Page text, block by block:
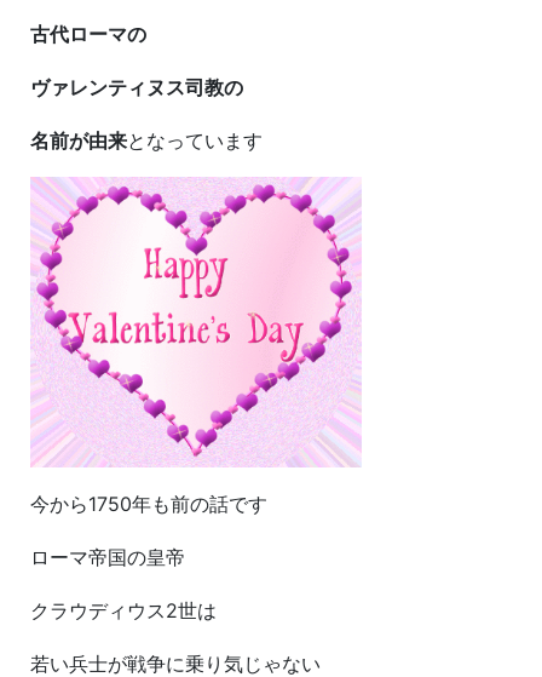
古代ローマの
ヴァレンティヌス司教の
名前が由来となっています
今から1750年も前の話です
ローマ帝国の皇帝
クラウディウス2世は
若い兵士が戦争に乗り気じゃない